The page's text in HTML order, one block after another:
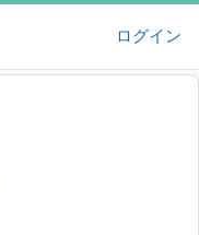
ログイン